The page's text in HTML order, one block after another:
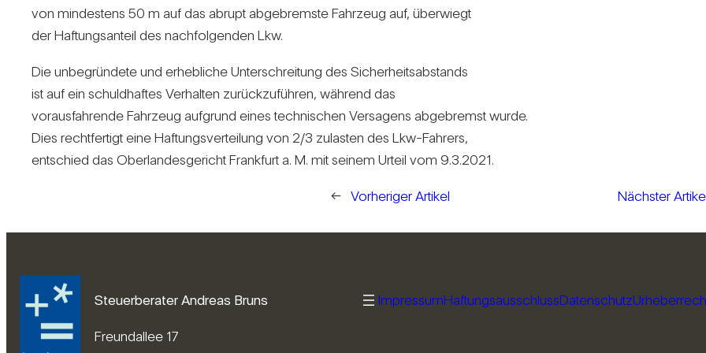
von min­des­tens 50 m auf das abrupt abge­bremste Fahr­zeug auf, über­wiegt
der Haf­tungs­an­teil des nach­fol­genden Lkw.
Die unbe­grün­dete und erheb­liche Unter­schrei­tung des Sicher­heits­ab­stands
ist auf ein schuld­haftes Ver­halten zurück­zu­führen, wäh­rend das
vor­aus­fah­rende Fahr­zeug auf­grund eines tech­ni­schen Ver­sa­gens abge­bremst wurde.
Dies recht­fer­tigt eine Haf­tungs­ver­tei­lung von 2/​3 zulasten des Lkw-Fah­rers,
ent­schied das Ober­lan­des­ge­richt Frank­furt a. M. mit seinem Urteil vom 9.3.2021.
← Vorheriger Artikel Nächster
Steuerberater Andreas Bruns
Freundallee 17
ImpressumHaftungsausschlussDatenschutz